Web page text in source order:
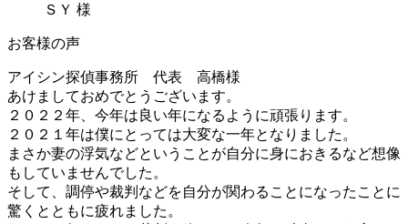
ＳＹ 様
お客様の声
アイシン探偵事務所 代表 高橋様
あけましておめでとうございます。
２０２２年、今年は良い年になるように頑張ります。
２０２１年は僕にとっては大変な一年となりました。
まさか妻の浮気などということが自分に身におきるなど想像
もしていませんでした。
そして、調停や裁判などを自分が関わることになったことに
驚くとともに疲れました。